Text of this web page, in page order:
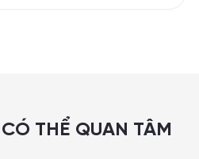
THỂ QUAN TÂM